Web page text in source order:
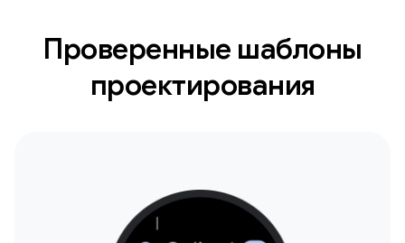
Проверенные шаблоны
проектирования